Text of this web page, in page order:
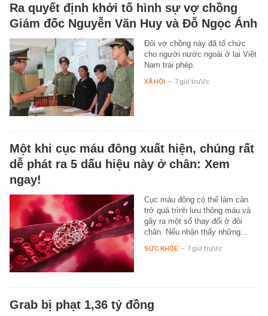
Ra quyết định khởi tố hình sự vợ chồng
Giám đốc Nguyễn Văn Huy và Đỗ Ngọc Ánh
Đôi vợ chồng này đã tổ chức
cho người nước ngoài ở lại Việt
Nam trái phép.
XÃ HỘI - 7 giờ trước
Một khi cục máu đông xuất hiện, chúng rất
dễ phát ra 5 dấu hiệu này ở chân: Xem
ngay!
Cục máu đông có thể làm cản
trở quá trình lưu thông máu và
gây ra một số thay đổi ở đôi
chân. Nếu nhận thấy những…
SỨC KHỎE - 7 giờ trước
Grab bị phạt 1,36 tỷ đồng